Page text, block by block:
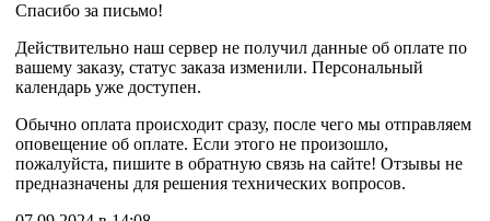
Спасибо за письмо!
Действительно наш сервер не получил данные об оплате по
вашему заказу, статус заказа изменили. Персональный
календарь уже доступен.
Обычно оплата происходит сразу, после чего мы отправляем
оповещение об оплате. Если этого не произошло,
пожалуйста, пишите в обратную связь на сайте! Отзывы не
предназначены для решения технических вопросов.